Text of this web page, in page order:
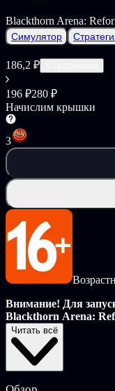
Blackthorn Arena:
Симулятор
186,2 ₽
196 ₽280 ₽
Начислим крышки
3
Внимание! Для
Blackthorn Arena:
Откройте для себя
набор оружия и
Читать всё